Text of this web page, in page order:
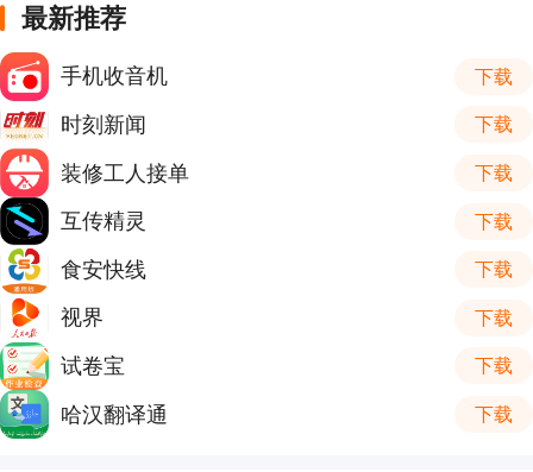
最新推荐
手机收音机 下载
时刻新闻 下载
装修工人接单 下载
互传精灵 下载
食安快线 下载
视界 下载
试卷宝 下载
哈汉翻译通 下载